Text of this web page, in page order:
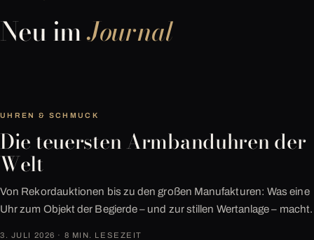
Neu imJournal
UHREN & SCHMUCK
Die teuersten Armbanduhren der
Welt
Von Rekordauktionen bis zu den großen Manufakturen: Was eine
Uhr zum Objekt der Begierde – und zur stillen Wertanlage – macht.
3. JULI 2026 · 8 MIN. LESEZEIT